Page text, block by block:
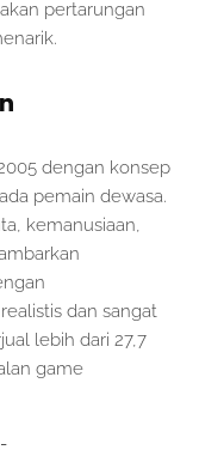
pertarungan
dengan konsep
pemain dewasa.
kemanusiaan,
dan sangat
lebih dari 27,7
game